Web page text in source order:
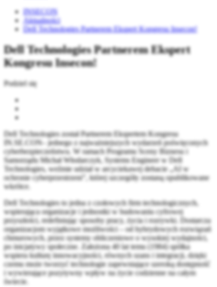
INSECON
Aktualności
Dell Technologies Partnerem Ekspert Kongresu Insecon!
Dell Technologies Partnerem Ekspert
Kongresu Insecon!
Podziel się
Dell Technologies został Partnerem Ekspertem Kongresu
IN.SE.CON– jednego z najważniejszych wydarzeń poświęconych
cyberbezpieczeństwu. W ramach Programu Sceny Biznesu i
Samorządu Michał Włodarczyk, Systems Engineer w Dell
Technologies, weźmie udział w arcyciekawej debacie „AI w
ochronie cyberprzestrzeni”, której szczegóły zostaną opublikowane
wkrótce.
Dell Technologies to jedna z czołowych firm technologicznych,
wspierająca organizacje i jednostki w budowaniu cyfrowej
przyszłości, redefiniując sposoby pracy, życia i rozrywki. Dostarcza
organizacjom wyjątkowe możliwości – od hybrydowych rozwiązań
chmurowych, przez systemy obliczeniowe o wysokiej wydajności,
po inicjatywy społeczne. Założona 40 lat temu (1984) spółka
wspiera kulturę innowacyjności, równych szans i integracji, dzięki
czemu może tworzyć technologie zapewniające szeroką dostępność
i wywierające pozytywny wpływ na życie codzienne na całym
świecie.